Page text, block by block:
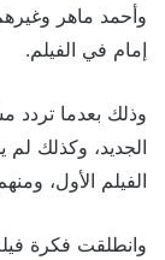
وأحمد ماهر
إمام في الفيلم.
وذلك بعدما تردد
الجديد، وكذلك
الفيلم الأول،